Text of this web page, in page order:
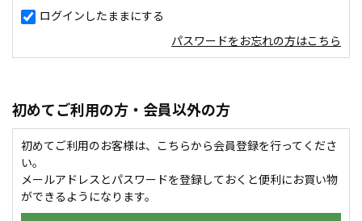
ログインしたままにする
パスワードをお忘れの方はこちら
初めてご利用の方・会員以外の方
初めてご利用のお客様は、こちらから会員登録を行ってくださ
い。
メールアドレスとパスワードを登録しておくと便利にお買い物
ができるようになります。